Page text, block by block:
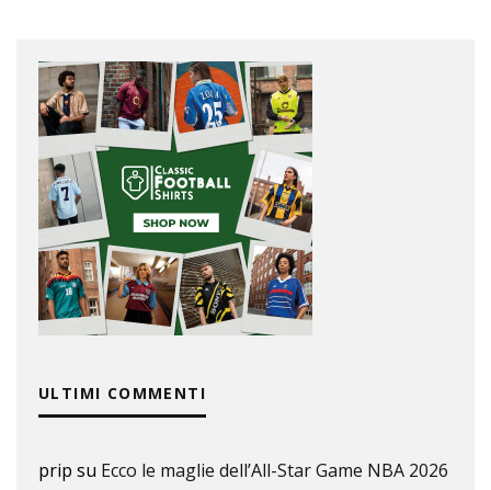
ULTIMI COMMENTI
prip su Ecco le maglie dell’All-Star Game NBA 2026